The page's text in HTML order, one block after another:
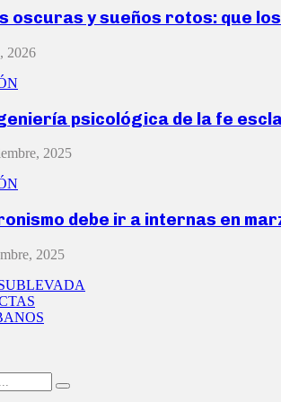
oscuras y sueños rotos: que
2026
psicológica de la fe
2025
debe ir a internas en
2025
Search